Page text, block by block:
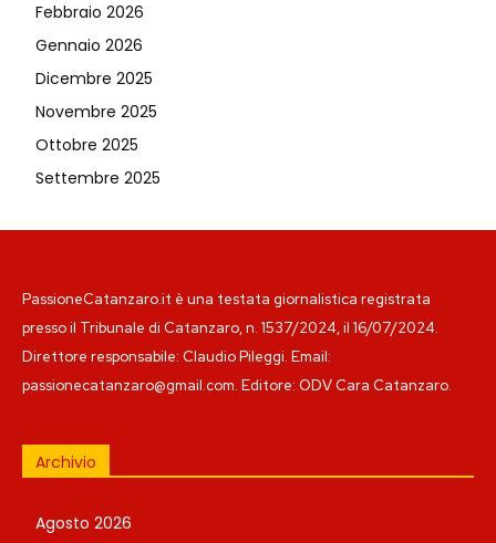
Febbraio 2026
Gennaio 2026
Dicembre 2025
Novembre 2025
Ottobre 2025
Settembre 2025
PassioneCatanzaro.it è una testata giornalistica registrata
presso il Tribunale di Catanzaro, n. 1537/2024, il 16/07/2024.
Direttore responsabile: Claudio Pileggi. Email:
passionecatanzaro@gmail.com. Editore: ODV Cara Catanzaro.
Archivio
Agosto 2026